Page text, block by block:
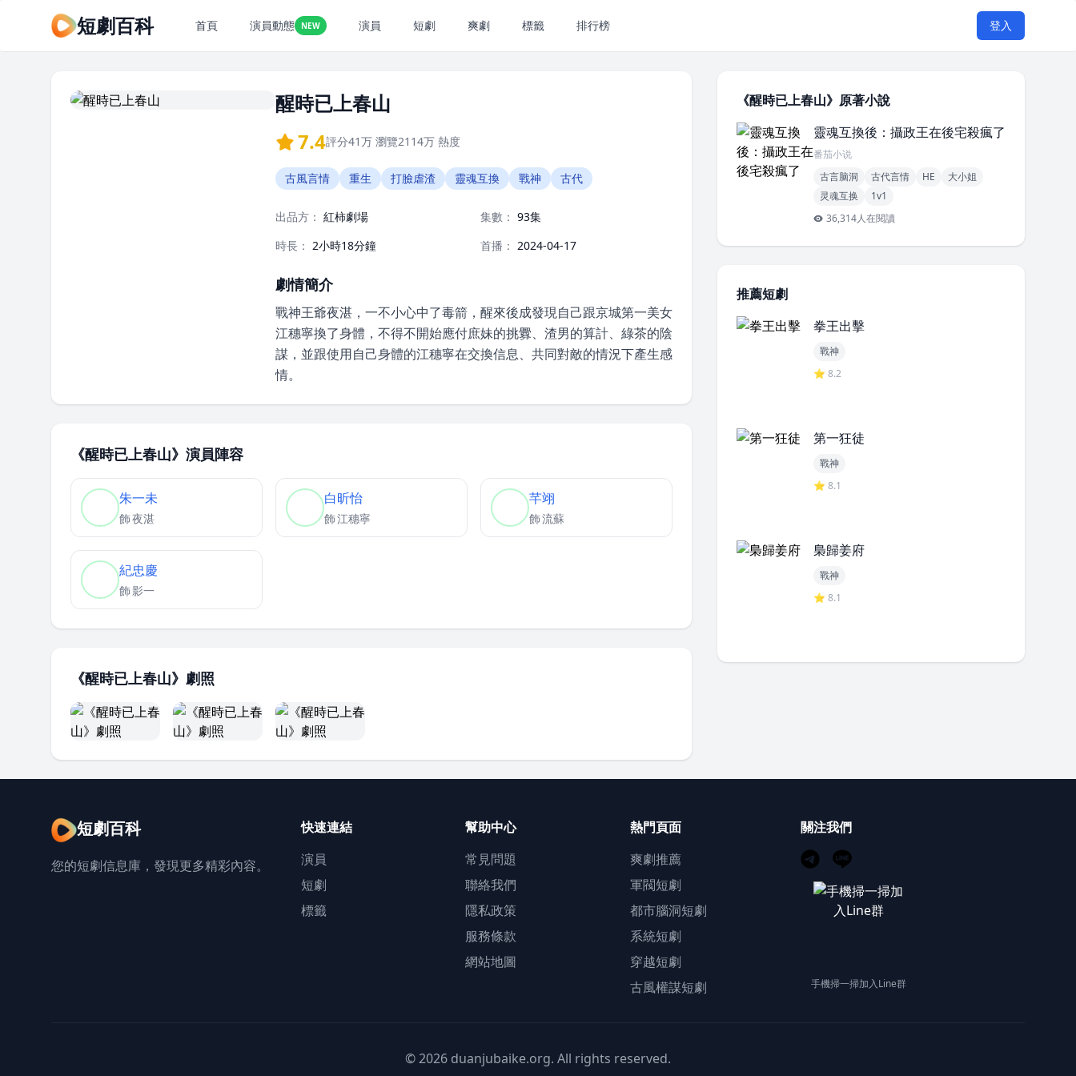
短劇百科 首頁 演員動態 NEW 演員 短劇 爽劇 標籤 排行榜 登入
醒時已上春山
7.4評分41万 瀏覽2114万 熱度
古風言情 重生 打臉虐渣 靈魂互換 戰神 古代
出品方： 紅柿劇場 集數： 93集
時長： 2小時18分鐘 首播： 2024-04-17
劇情簡介
戰神王爺夜湛，一不小心中了毒箭，醒來後成發現自己跟京城第一美女
江穗寧換了身體，不得不開始應付庶妹的挑釁、渣男的算計、綠茶的陰
謀，並跟使用自己身體的江穗寧在交換信息、共同對敵的情況下產生感
情。
《醒時已上春山》演員陣容
朱一未
飾夜湛
白昕怡
飾江穗寧
芊翊
飾流蘇
紀忠慶
飾影一
《醒時已上春山》劇照
《醒時已上春山》原著小說
靈魂互換後：攝政王在後宅殺瘋了
番茄小说
古言脑洞
古代言情 HE
大小姐
灵魂互换
1v1
36,314人在閱讀
推薦短劇
拳王出擊
戰神
⭐ 8.2
第一狂徒
戰神
⭐ 8.1
梟歸姜府
戰神
⭐ 8.1
短劇百科
您的短劇信息庫，發現更多精彩內容。
快速連結
演員
短劇
標籤
幫助中心
常見問題
聯絡我們
隱私政策
服務條款
網站地圖
熱門頁面
爽劇推薦
軍閥短劇
都市腦洞短劇
系統短劇
穿越短劇
古風權謀短劇
關注我們
手機掃一掃加入Line群
© 2026 duanjubaike.org. All rights reserved.